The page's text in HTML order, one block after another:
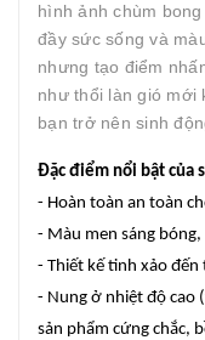
hình ảnh chùm
đầy sức sống và
nhưng tạo điểm
như thổi làn gió mới
bạn trở nên sinh
Đặc điểm nổi bật của
- Hoàn toàn an toàn
- Màu men sáng
- Thiết kế tinh xảo
- Nung ở nhiệt độ cao
sản phẩm cứng chắc,